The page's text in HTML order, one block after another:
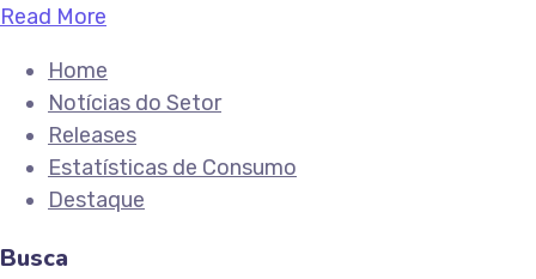
Read More
Home
Notícias do Setor
Releases
Estatísticas de Consumo
Destaque
Busca